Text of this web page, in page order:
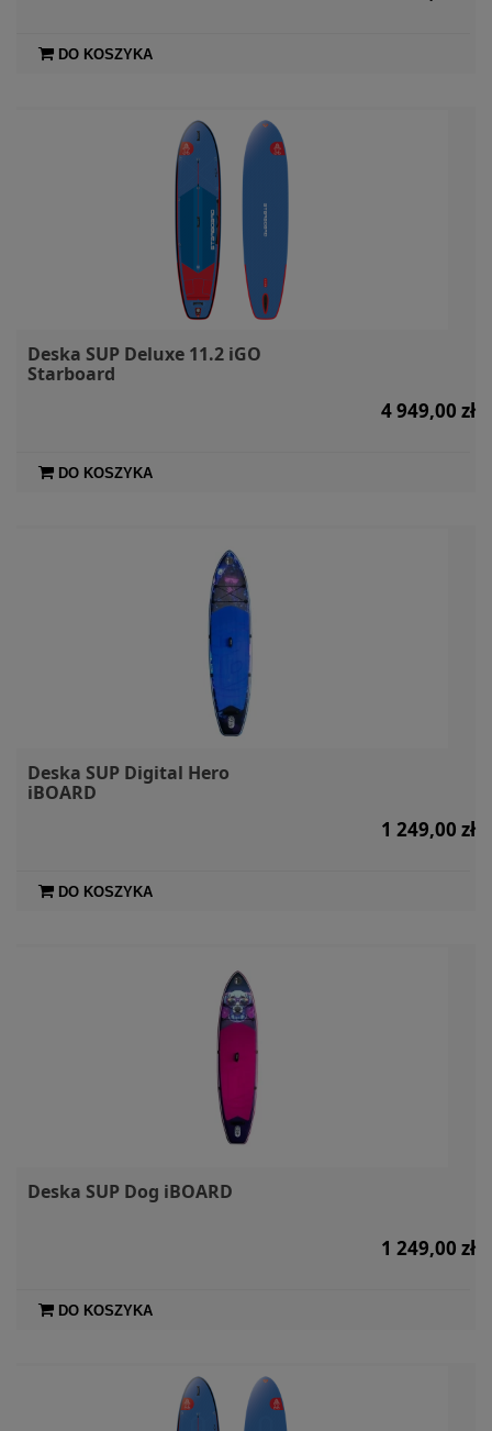
DO KOSZYKA
Deska SUP Deluxe 11.2 iGO
Starboard
4 949,00 zł
DO KOSZYKA
Deska SUP Digital Hero
iBOARD
1 249,00 zł
DO KOSZYKA
Deska SUP Dog iBOARD
1 249,00 zł
DO KOSZYKA